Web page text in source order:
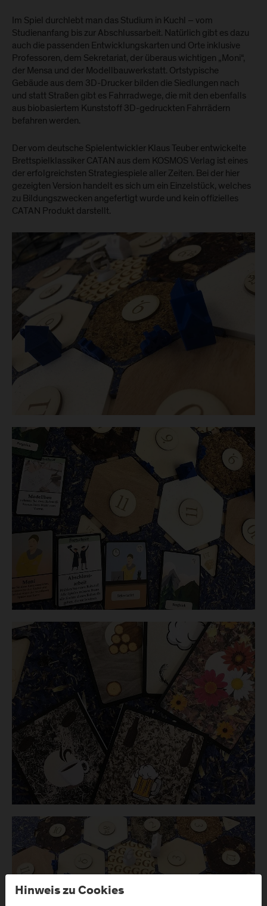
Im Spiel durchlebt man das Studium in Kuchl – vom
Studienanfang bis zur Abschlussarbeit. Natürlich gibt es dazu
auch die passenden Entwicklungskarten und Orte inklusive
Professoren, dem Sekretariat, der überaus wichtigen „Moni“,
der Mensa und der Modellbauwerkstatt. Ortstypische
Gebäude aus dem 3D-Drucker bilden die Siedlungen nach
und statt Straßen gibt es Fahrradwege, die mit den ebenfalls
aus biobasiertem Kunststoff 3D-gedruckten Fahrrädern
befahren werden.
Der vom deutsche Spielentwickler Klaus Teuber entwickelte
Brettspielklassiker CATAN aus dem KOSMOS Verlag ist eines
der erfolgreichsten Strategiespiele aller Zeiten. Bei der hier
gezeigten Version handelt es sich um ein Einzelstück, welches
zu Bildungszwecken angefertigt wurde und kein offizielles
CATAN Produkt darstellt.
Hinweis zu Cookies